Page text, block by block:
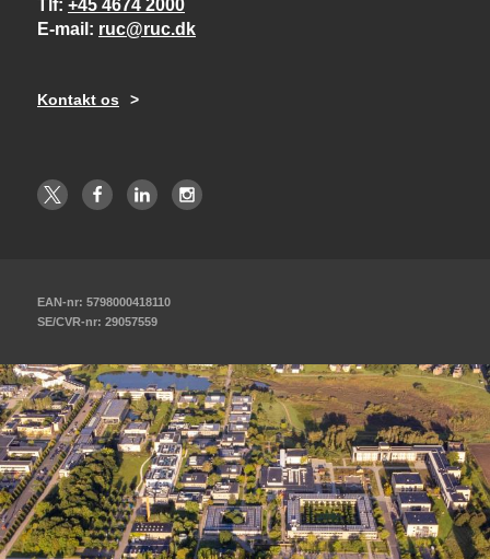
Tlf +45 4674 2000
E-mail
ruc@ruc.dk
Kontakt os
EAN-nr: 5798000418110
SE/CVR-nr: 29057559